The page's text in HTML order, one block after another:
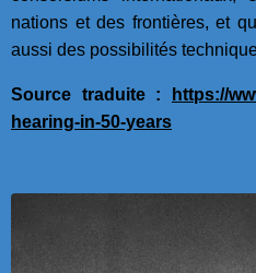
nations et des frontières, et
aussi des possibilités
Source traduite :
https://
hearing-in-50-years